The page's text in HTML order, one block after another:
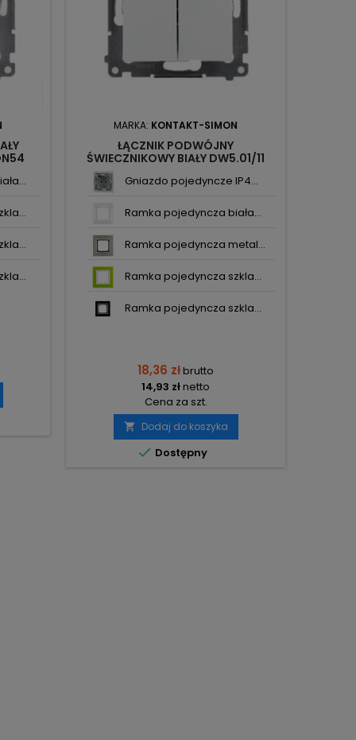
MARKA: KONTAKT-SIMON
ŁĄCZNIK PODWÓJNY
ŚWIECZNIKOWY BIAŁY DW5.01/11
SIMON54 KONTAKT-SIMON
Gniazdo pojedyncze IP4...
Ramka pojedyncza biała...
Ramka pojedyncza metal...
Ramka pojedyncza szkla...
Ramka pojedyncza szkla...
18,36 złbrutto
14,93 złnetto
Cena za szt.
 Dodaj do koszyka
 Dostępny